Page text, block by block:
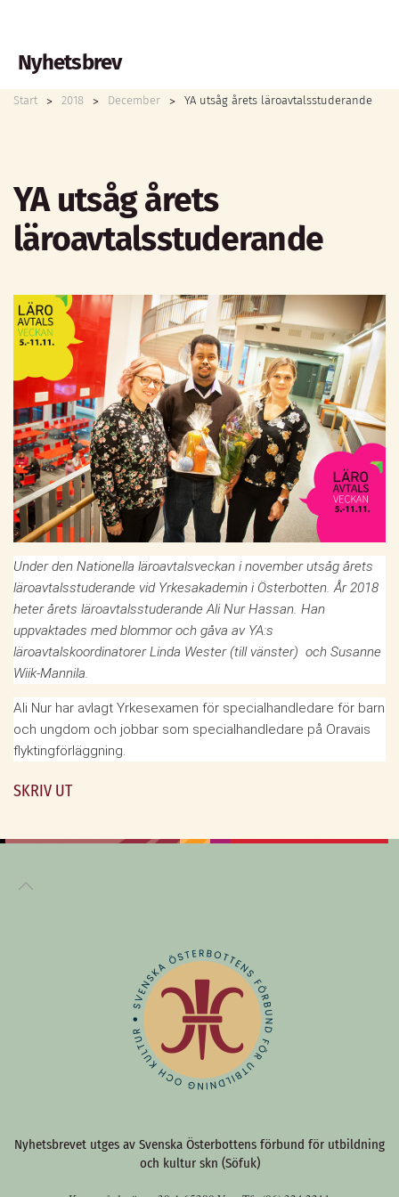
Nyhetsbrev
Start 2018 December YA utsåg årets läroavtalsstuderande
YA utsåg årets
läroavtalsstuderande
Under den Nationella läroavtalsveckan i november utsåg årets
läroavtalsstuderande vid Yrkesakademin i Österbotten. År 2018
heter årets läroavtalsstuderande Ali Nur Hassan. Han
uppvaktades med blommor och gåva av YA:s
läroavtalskoordinatorer Linda Wester (till vänster) och Susanne
Wiik-Mannila.
Ali Nur har avlagt Yrkesexamen för specialhandledare för barn
och ungdom och jobbar som specialhandledare på Oravais
flyktingförläggning.
SKRIV UT
Nyhetsbrevet utges av Svenska Österbottens förbund för utbildning
och kultur skn (Söfuk)